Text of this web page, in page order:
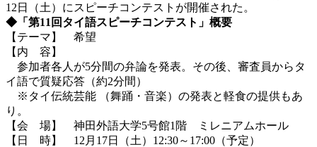
12日（土）にスピーチコンテストが開催された。
◆「第11回タイ語スピーチコンテスト」概要
【テーマ】 希望
【内 容】
参加者各人が5分間の弁論を発表。その後、審査員からタ
イ語で質疑応答（約2分間）
※タイ伝統芸能 （舞踊・音楽）の発表と軽食の提供もあ
り。
【会 場】 神田外語大学5号館1階 ミレニアムホール
【日 時】 12月17日（土）12:30～17:00（予定）